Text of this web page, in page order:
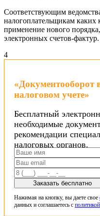
Соответствующим
налогоплательщикам каких
применение нового
электронных счетов-фактур.
4
«Документооборот
налоговом учете»
Бесплатный
необходимые
рекомендации
налоговых органов.
Заказать бесплатно
Нажимая на кнопку, вы даете свое
данных и соглашаетесь с